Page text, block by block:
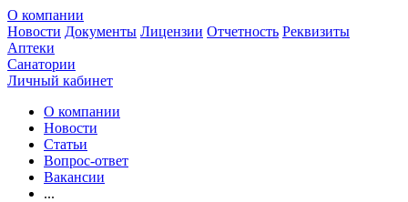
О компании
Новости Документы Лицензии Отчетность Реквизиты
Аптеки
Санатории
Личный кабинет
О компании
Новости
Статьи
Вопрос-ответ
Вакансии
...